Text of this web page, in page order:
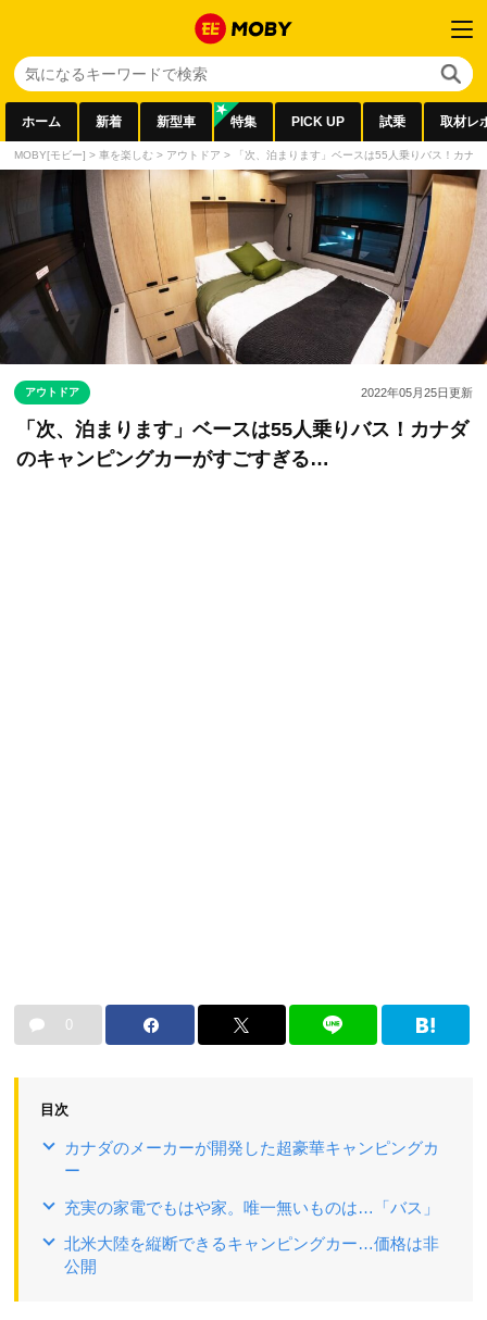
ホーム 新着 新型車 特集 PICK UP 試乗 取材レ
MOBY[モビー] > 車を楽しむ > アウトドア > 「次、泊まります」ベースは55人乗りバス！カナ
アウトドア 2022年05月25日更新
「次、泊まります」ベースは55人乗りバス！カナダ
のキャンピングカーがすごすぎる…
0
目次
カナダのメーカーが開発した超豪華キャンピングカ
ー
充実の家電でもはや家。唯一無いものは…「バス」
北米大陸を縦断できるキャンピングカー…価格は非
公開